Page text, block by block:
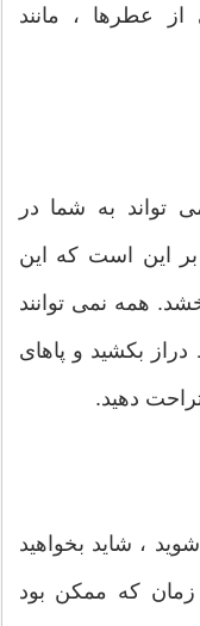
عطرها ، مانند
به شما در
بر این است که این
همه نمی توانند
بکشید و پاهای
دهید.
، شاید بخواهید
زمان که ممکن بود